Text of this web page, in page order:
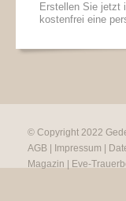
Erstellen Sie jetzt
kostenfrei eine
© Copyright 2022
AGB
Impressum
Magazin
Eve-